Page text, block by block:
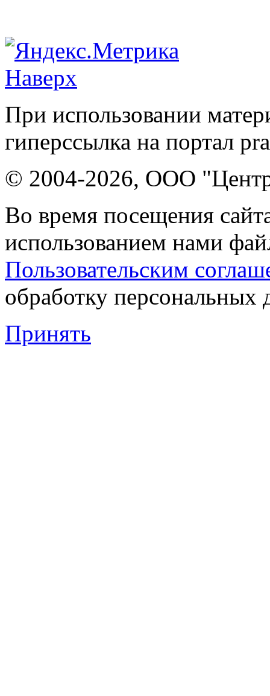
Наверх
При использовании
гиперссылка на портал
© 2004-2026, ООО "Центр
Во время посещения
использованием нами
Пользовательским
обработку персональных
Принять